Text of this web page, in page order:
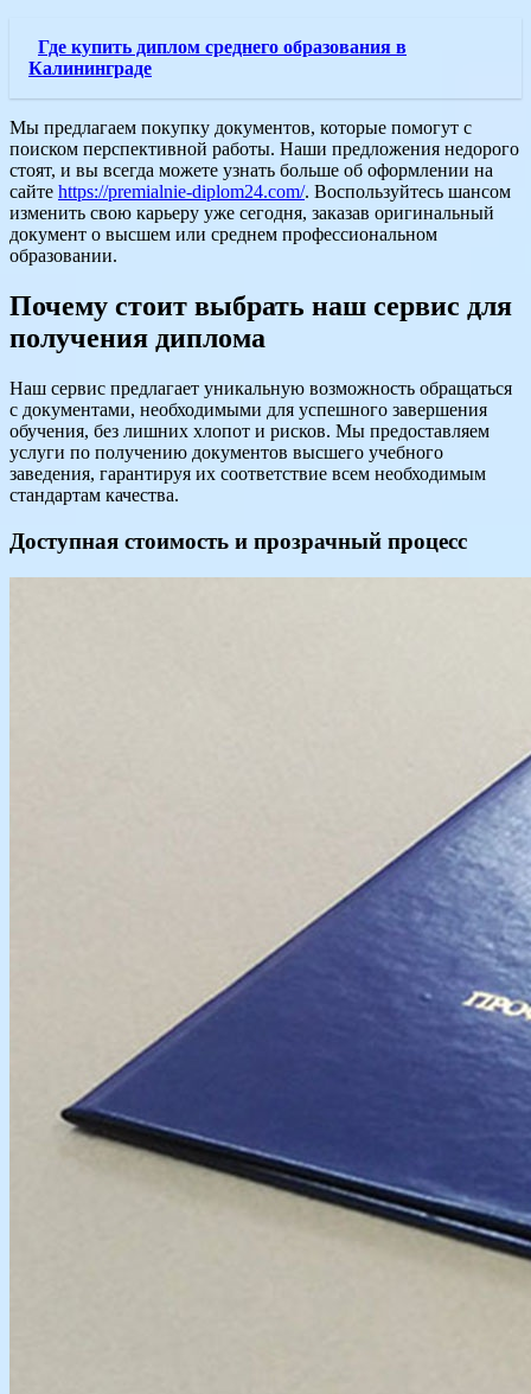
Где купить диплом среднего образования в
Калининграде
Мы предлагаем покупку документов, которые помогут с
поиском перспективной работы. Наши предложения недорого
стоят, и вы всегда можете узнать больше об оформлении на
сайте https://premialnie-diplom24.com/. Воспользуйтесь шансом
изменить свою карьеру уже сегодня, заказав оригинальный
документ о высшем или среднем профессиональном
образовании.
Почему стоит выбрать наш сервис для
получения диплома
Наш сервис предлагает уникальную возможность обращаться
с документами, необходимыми для успешного завершения
обучения, без лишних хлопот и рисков. Мы предоставляем
услуги по получению документов высшего учебного
заведения, гарантируя их соответствие всем необходимым
стандартам качества.
Доступная стоимость и прозрачный процесс